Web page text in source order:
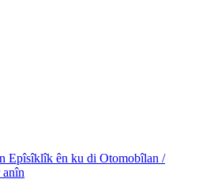
Epîsîklîk ên ku di Otomobîlan /
anîn